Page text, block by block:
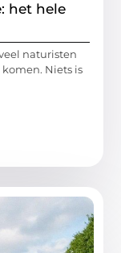
het hele
naturisten
Niets is